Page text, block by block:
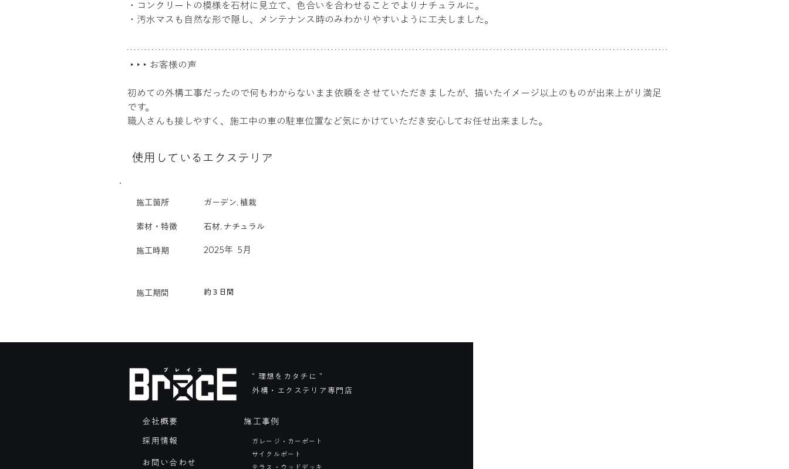
・コンクリートの模様を石材に見立て、色合いを合わせることでよりナチュラルに。
・汚水マスも自然な形で隠し、メンテナンス時のみわかりやすいように工夫しました。
‣ ‣ ‣ お客様の声
初めての外構工事だったので何もわからないまま依頼をさせていただきましたが、描いたイメージ以上のものが出来上がり満足
です。
職人さんも接しやすく、施工中の車の駐車位置など気にかけていただき安心してお任せ出来ました。
使用しているエクステリア
施工箇所
素材・特徴
施工時期
ガーデン, 植栽
石材, ナチュラル
2025年 5月
​施工期間 約３日間
会社概要
採用情報
お問い合わせ
” 理想をカタチに ”
外構・エクステリア専門店
施工事例
ガレージ・カーポート
​サイクルポート
テラス・ウッドデッキ